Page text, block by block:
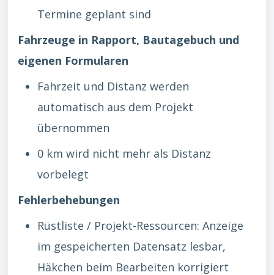
Termine geplant sind
Fahrzeuge in Rapport, Bautagebuch und
eigenen Formularen
Fahrzeit und Distanz werden
automatisch aus dem Projekt
übernommen
0 km wird nicht mehr als Distanz
vorbelegt
Fehlerbehebungen
Rüstliste / Projekt-Ressourcen: Anzeige
im gespeicherten Datensatz lesbar,
Häkchen beim Bearbeiten korrigiert